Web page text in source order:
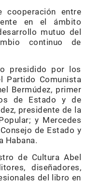
cooperación entre
en el ámbito
mutuo del
continuo de
presidido por los
Partido Comunista
Bermúdez, primer
de Estado y de
presidente de la
y Mercedes
de Estado y
Habana.
de Cultura Abel
diseñadores,
del libro en